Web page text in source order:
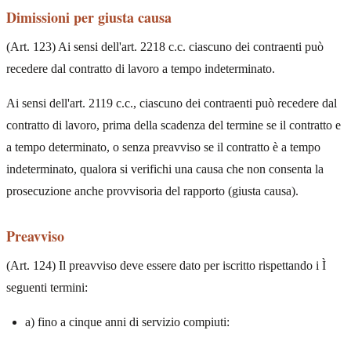
Dimissioni per giusta causa
(Art. 123) Ai sensi dell'art. 2218 c.c. ciascuno dei contraenti può
recedere dal contratto di lavoro a tempo indeterminato.
Ai sensi dell'art. 2119 c.c., ciascuno dei contraenti può recedere dal
contratto di lavoro, prima della scadenza del termine se il contratto e
a tempo determinato, o senza preavviso se il contratto è a tempo
indeterminato, qualora si verifichi una causa che non consenta la
prosecuzione anche provvisoria del rapporto (giusta causa).
Preavviso
(Art. 124) Il preavviso deve essere dato per iscritto rispettando i Ì
seguenti termini:
a) fino a cinque anni di servizio compiuti: